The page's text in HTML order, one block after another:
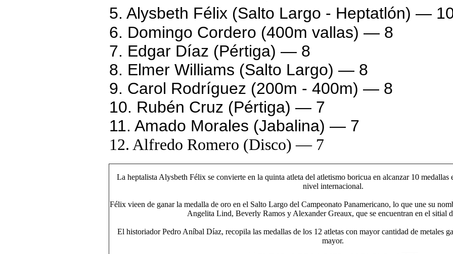
5. Alysbeth Félix (Salto Largo - Heptatlón) —
6. Domingo Cordero (400m vallas) — 8
7. Edgar Díaz (Pértiga) — 8
8. Elmer Williams (Salto Largo) — 8
9. Carol Rodríguez (200m - 400m) — 8
10. Rubén Cruz (Pértiga) — 7
11. Amado Morales (Jabalina) — 7
12. Alfredo Romero (Disco) — 7
La heptalista Alysbeth Félix se convierte en la quinta atleta del atletismo boricua en alcanzar 10 medallas
nivel internacional.
Félix vieen de ganar la medalla de oro en el Salto Largo del Campeonato Panamericano, lo que une su
Angelita Lind, Beverly Ramos y Alexander Greaux, que se encuentran en el sitial
El historiador Pedro Aníbal Díaz, recopila las medallas de los 12 atletas con mayor cantidad de metales
mayor.